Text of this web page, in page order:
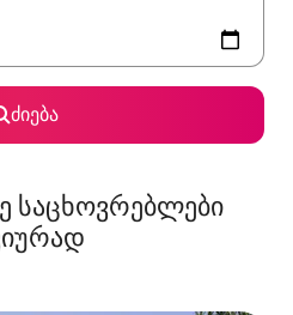
ძიება
საცხოვრებლები